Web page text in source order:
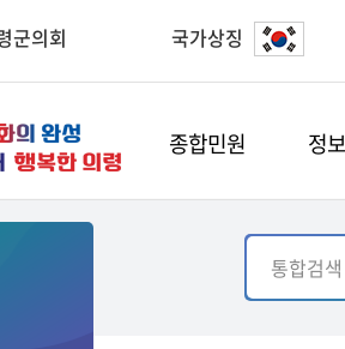
군의회 국가상징
종합민원 정